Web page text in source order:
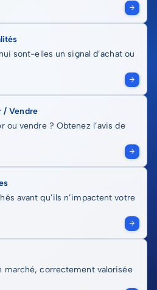
sont-elles un signal d’achat ou
/ Vendre
ou vendre ? Obtenez l’avis de
avant qu’ils n’impactent votre
correctement valorisée